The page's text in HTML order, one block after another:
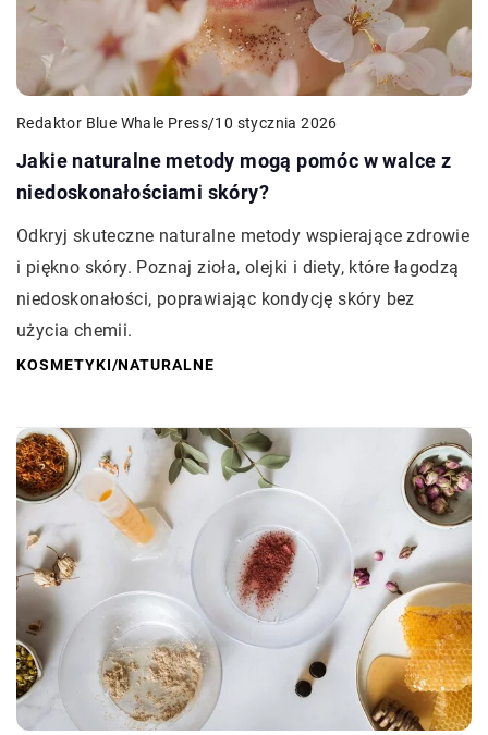
Redaktor Blue Whale Press/10 stycznia 2026
Jakie naturalne metody mogą pomóc w walce z
niedoskonałościami skóry?
Odkryj skuteczne naturalne metody wspierające zdrowie
i piękno skóry. Poznaj zioła, olejki i diety, które łagodzą
niedoskonałości, poprawiając kondycję skóry bez
użycia chemii.
KOSMETYKI/NATURALNE